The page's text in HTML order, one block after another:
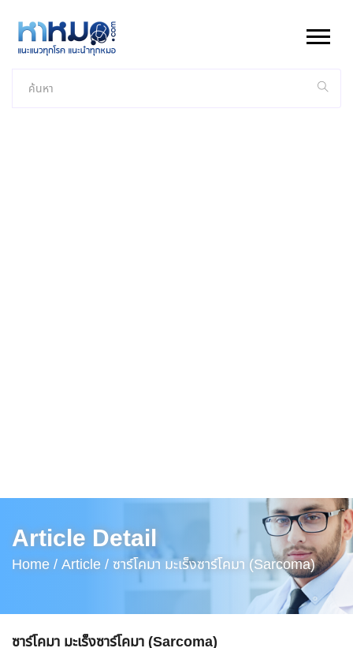
Article Detail
Home /Article /ซาร์โคมา มะเร็งซาร์โคมา (Sarcoma)
ซาร์โคมา มะเร็งซาร์โคมา (Sarcoma)